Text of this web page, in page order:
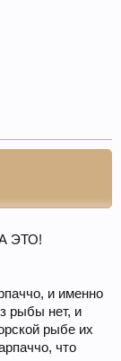
ЭТО!
и именно
рыбы нет, и
рыбе их
что